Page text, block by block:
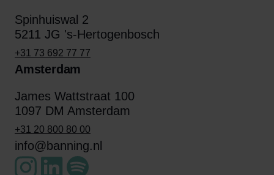
Spinhuiswal 2
5211 JG 's-Hertogenbosch
+31 73 692 77 77
Amsterdam
James Wattstraat 100
1097 DM Amsterdam
+31 20 800 80 00
info@banning.nl